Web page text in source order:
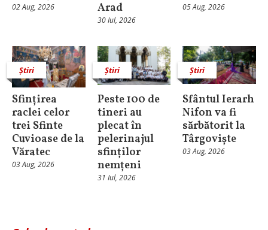
02 Aug, 2026
Arad
30 Iul, 2026
05 Aug, 2026
Știri
Sfințirea
raclei celor
trei Sfinte
Cuvioase de la
Văratec
03 Aug, 2026
Știri
Peste 100 de
tineri au
plecat în
pelerinajul
sfinților
nemțeni
31 Iul, 2026
Știri
Sfântul Ierarh
Nifon va fi
sărbătorit la
Târgoviște
03 Aug, 2026